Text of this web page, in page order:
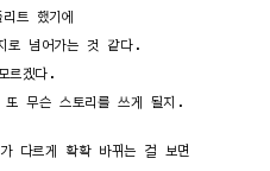
트 했기에
로 넘어가는 것 같다.
르겠다.
또 무슨 스토리를 쓰게 될지.
다르게 확확 바뀌는 걸 보면